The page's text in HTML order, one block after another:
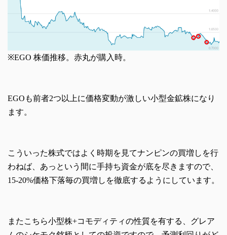
※EGO 株価推移。赤丸が購入時。
EGOも前者2つ以上に価格変動が激しい小型金鉱株になり
ます。
こういった株式ではよく時期を見てナンピンの買増しを行
わねば、あっという間に手持ち資金が底を尽きますので、
15-20%価格下落毎の買増しを徹底するようにしています。
またこちら小型株+コモディティの性質を有する、グレア